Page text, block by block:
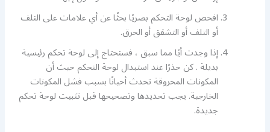
افحص لوحة التحكم بصريًا بحثًا عن أي علامات على التلف
أو التلف أو التشقق أو الحرق.
إذا وجدت أيًا مما سبق ، فستحتاج إلى لوحة تحكم رئيسية
بديلة . كن حذرًا عند استبدال لوحة التحكم حيث أن
المكونات المحروقة تحدث أحيانًا بسبب فشل المكونات
الخارجية. يجب تحديدها وتصحيحها قبل تثبيت لوحة تحكم
جديدة.